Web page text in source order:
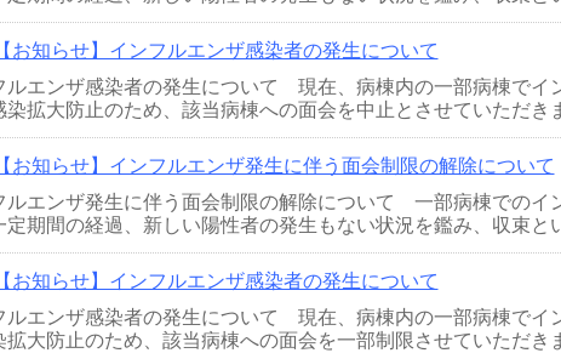
【お知らせ】インフルエンザ感染者の発生について
ルエンザ感染者の発生について 現在、病棟内の一部病棟でイ
拡大防止のため、該当病棟への面会を中止とさせていただ
【お知らせ】インフルエンザ発生に伴う面会制限の解除について
ルエンザ発生に伴う面会制限の解除について 一部病棟でのイ
定期間の経過、新しい陽性者の発生もない状況を鑑み、収束
【お知らせ】インフルエンザ感染者の発生について
ルエンザ感染者の発生について 現在、病棟内の一部病棟でイ
拡大防止のため、該当病棟への面会を一部制限させていただ